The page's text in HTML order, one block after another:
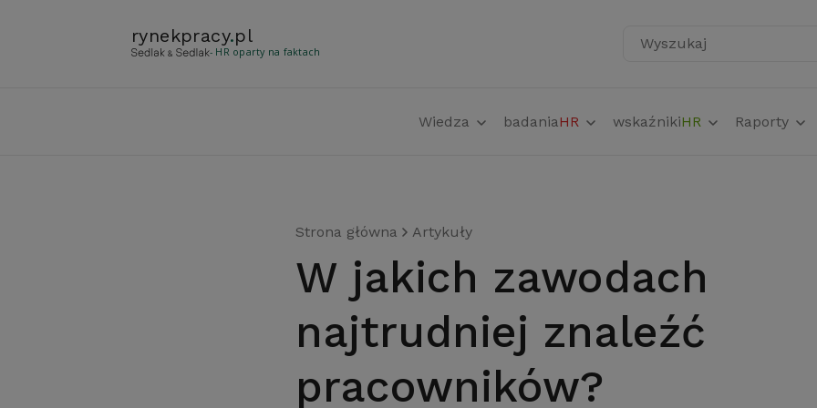
rynekpracy.pl
- HR oparty na faktach Wyszukaj
Wiedza badaniaHR wskaźnikiHR Raporty
Strona główna Artykuły
W jakich zawodach
najtrudniej znaleźć
pracowników?